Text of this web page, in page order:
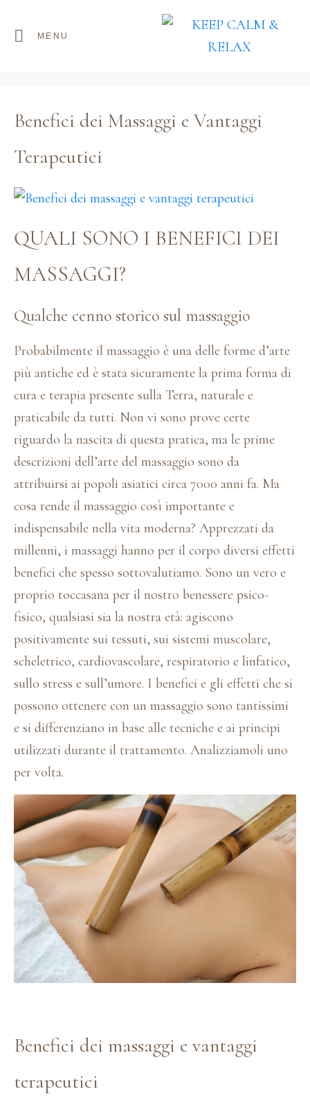
MENU
Tag:massaggi
Benefici dei Massaggi e Vantaggi
Terapeutici
QUALI SONO I BENEFICI DEI
MASSAGGI?
Qualche cenno storico sul massaggio
Probabilmente il massaggio è una delle forme d’arte
più antiche ed è stata sicuramente la prima forma di
cura e terapia presente sulla Terra, naturale e
praticabile da tutti. Non vi sono prove certe
riguardo la nascita di questa pratica, ma le prime
descrizioni dell’arte del massaggio sono da
attribuirsi ai popoli asiatici circa 7000 anni fa. Ma
cosa rende il massaggio così importante e
indispensabile nella vita moderna? Apprezzati da
millenni, i massaggi hanno per il corpo diversi effetti
benefici che spesso sottovalutiamo. Sono un vero e
proprio toccasana per il nostro benessere psico-
fisico, qualsiasi sia la nostra età: agiscono
positivamente sui tessuti, sui sistemi muscolare,
scheletrico, cardiovascolare, respiratorio e linfatico,
sullo stress e sull’umore. I benefici e gli effetti che si
possono ottenere con un massaggio sono tantissimi
e si differenziano in base alle tecniche e ai principi
utilizzati durante il trattamento. Analizziamoli uno
per volta.
Benefici dei massaggi e vantaggi
terapeutici